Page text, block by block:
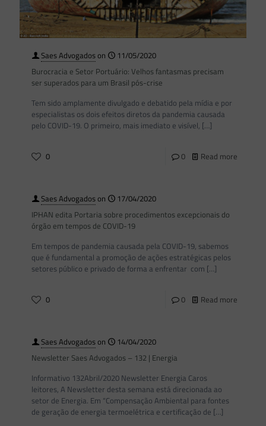
Saes Advogadoson
11/05/2020
Burocracia e Setor Portuário: Velhos fantasmas precisam
ser superados para um Brasil pós-crise
Tem sido amplamente divulgado e debatido pela mídia e por
especialistas os dois efeitos diretos da pandemia causada
pelo COVID-19. O primeiro, mais imediato e visível, […]
0 0 Read more
Saes Advogadoson
17/04/2020
IPHAN edita Portaria sobre procedimentos excepcionais do
órgão em tempos de COVID-19
Em tempos de pandemia causada pela COVID-19, sabemos
que é fundamental a promoção de ações estratégicas pelos
setores público e privado de forma a enfrentar com […]
0 0 Read more
Saes Advogadoson
14/04/2020
Newsletter Saes Advogados – 132 | Energia
Informativo 132Abril/2020 Newsletter Energia Caros
leitores, A Newsletter desta semana está direcionada ao
setor de Energia. Em “Compensação Ambiental para fontes
de geração de energia termoelétrica e certificação de […]